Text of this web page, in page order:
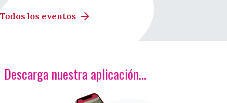
Todos los eventos
Descarga nuestra aplicación…
<p>Imagen</p>